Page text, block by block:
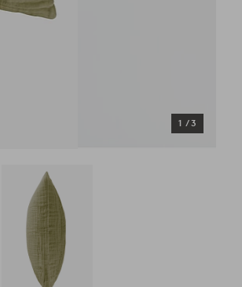
1 /3